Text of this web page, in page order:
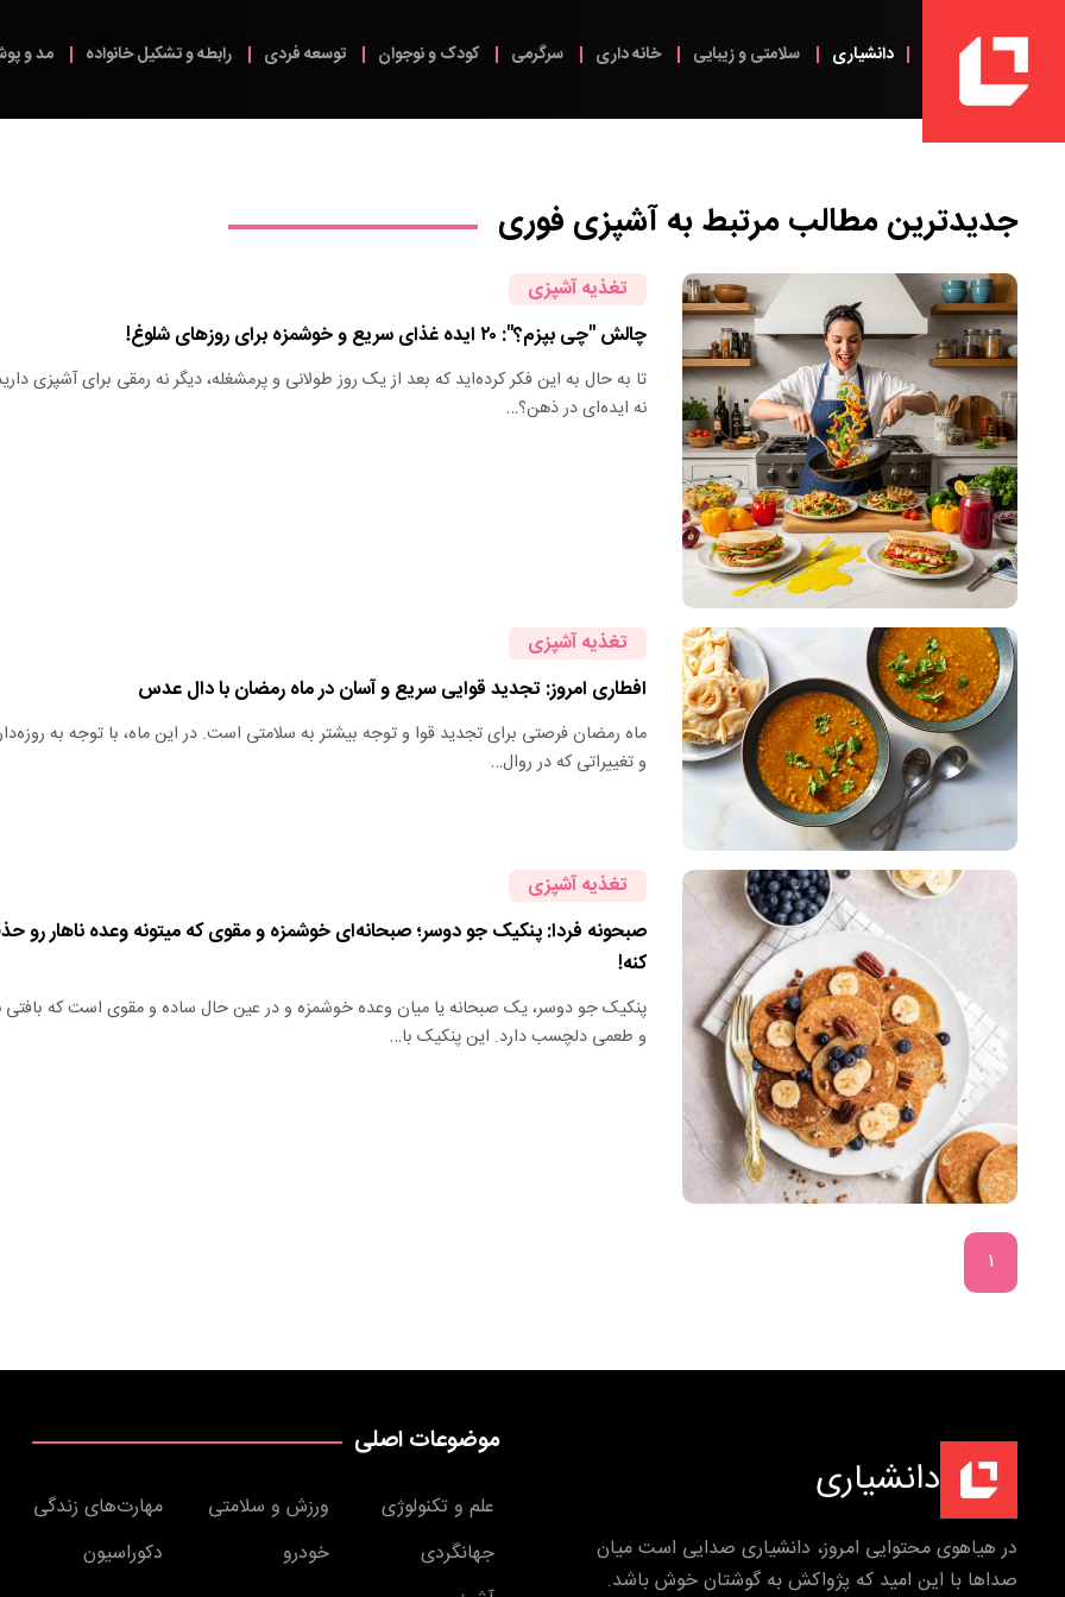
دانشیاری سلامتی و زیبایی خانه داری سرگرمی کودک و نوجوان توسعه فردی رابطه و تشکیل خانواده مد و
جدیدترین مطالب مرتبط بهآشپزی فوری
تغذیه آشپزی
چالش "چی بپزم؟": ۲۰ ایده غذای سریع و خوشمزه برای روزهای شلوغ!
تا به حال به این فکر کرده‌اید که بعد از یک روز طولانی و پرمشغله، دیگر نه رمقی برای آشپزی
نه ایده‌ای در ذهن؟…
تغذیه آشپزی
افطاری امروز: تجدید قوایی سریع و آسان در ماه رمضان با دال عدس
ماه رمضان فرصتی برای تجدید قوا و توجه بیشتر به سلامتی است. در این ماه، با توجه به
و تغییراتی که در روال…
تغذیه آشپزی
صبحونه فردا: پنکیک جو دوسر؛ صبحانه‌ای خوشمزه و مقوی که میتونه وعده ناهار رو
کنه!
پنکیک جو دوسر، یک صبحانه یا میان وعده خوشمزه و در عین حال ساده و مقوی است که بافتی
و طعمی دلچسب دارد. این پنکیک با…
۱
دانشیاری
در هیاهوی محتوایی امروز، دانشیاری صدایی است میان
صداها با این امید که پژواکش به گوشتان خوش باشد.
موضوعات اصلی
علم و تکنولوژی ورزش و سلامتی
مهارت‌های زندگی
جهانگردی
خودرو
دکوراسیون